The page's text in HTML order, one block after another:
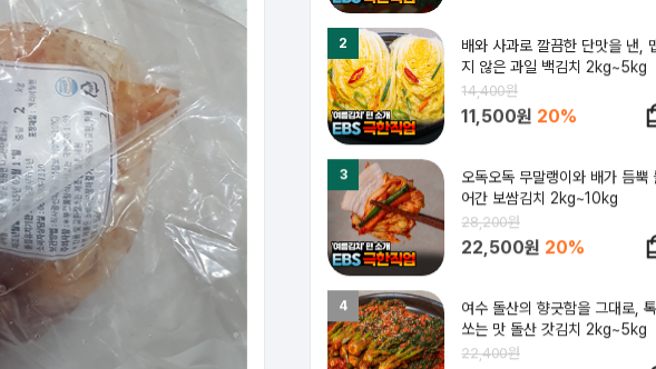
2
배와 사과로 깔끔한 단맛을 낸,
지 않은 과일 백김치 2kg~5kg
14,400원
11,500원 20%
3
오독오독 무말랭이와 배가 듬뿍
어간 보쌈김치 2kg~10kg
28,200원
22,500원 20%
4
여수 돌산의 향긋함을 그대로,
쏘는 맛 돌산 갓김치 2kg~5kg
22,400원